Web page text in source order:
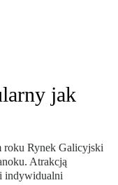
jak
roku Rynek Galicyjski
Atrakcją
indywidualni